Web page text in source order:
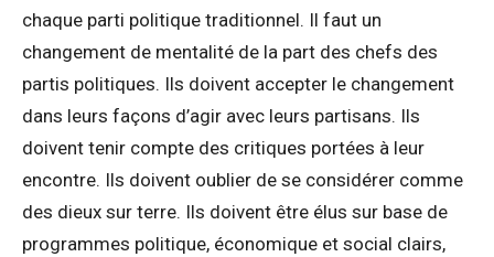
chaque parti politique traditionnel. Il faut un
changement de mentalité de la part des chefs des
partis politiques. Ils doivent accepter le changement
dans leurs façons d’agir avec leurs partisans. Ils
doivent tenir compte des critiques portées à leur
encontre. Ils doivent oublier de se considérer comme
des dieux sur terre. Ils doivent être élus sur base de
programmes politique, économique et social clairs,